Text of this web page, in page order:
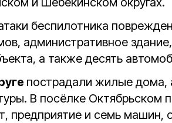
беспилотника
административное
а также десять
пострадали жилые дома,
В посёлке Октябрьском
предприятие и семь машин,